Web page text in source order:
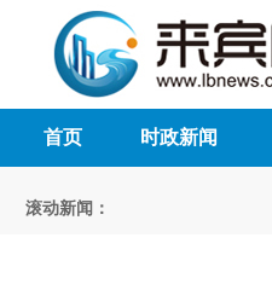
首页 时政新闻
滚动新闻：